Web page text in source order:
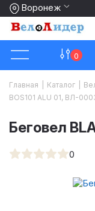
Воронеж
0
Главная Каталог
BOS101 ALU 01, ВЛ-
Беговел
0